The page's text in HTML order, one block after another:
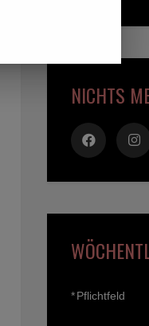
NICHTS
*Pflichtfeld